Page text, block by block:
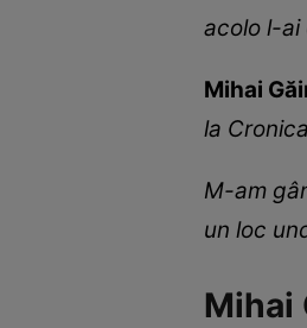
acolo l-ai
Mihai
la
M-am
un loc
Mihai